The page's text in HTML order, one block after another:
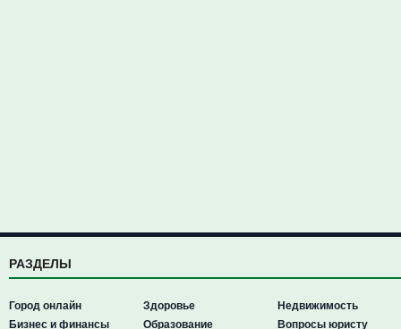
РАЗДЕЛЫ
Город онлайн
Бизнес и финансы
Здоровье
Образование
Недвижимость
Вопросы юристу